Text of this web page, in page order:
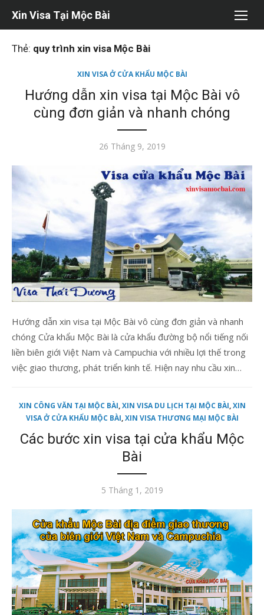
dung
Xin Visa Tại Mộc Bài
Thẻ: quy trình xin visa Mộc Bài
XIN VISA Ở CỬA KHẨU MỘC BÀI
Hướng dẫn xin visa tại Mộc Bài vô
cùng đơn giản và nhanh chóng
Đăng
26 Tháng 9, 2019
Hướng dẫn xin visa tại Mộc Bài vô cùng đơn giản và nhanh
chóng Cửa khẩu Mộc Bài là cửa khẩu đường bộ nổi tiếng nối
liền biên giới Việt Nam và Campuchia với nhiều lợi thế trong
việc giao thương, phát triển kinh tế. Hiện nay nhu cầu xin…
XIN CÔNG VĂN TẠI MỘC BÀI,XIN VISA DU LỊCH TẠI MỘC BÀI,XIN
VISA Ở CỬA KHẨU MỘC BÀI,XIN VISA THƯƠNG MẠI MỘC BÀI
Các bước xin visa tại cửa khẩu Mộc
Bài
Đăng
5 Tháng 1, 2019